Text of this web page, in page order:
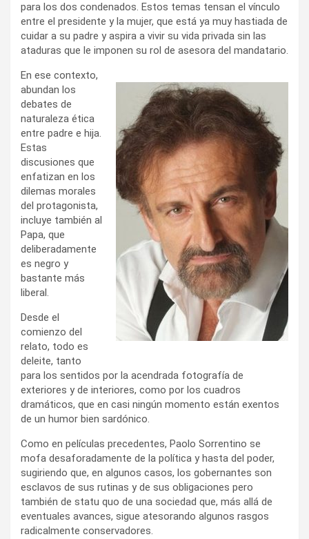
para los dos condenados. Estos temas tensan el vínculo
entre el presidente y la mujer, que está ya muy hastiada de
cuidar a su padre y aspira a vivir su vida privada sin las
ataduras que le imponen su rol de asesora del mandatario.
En ese contexto,
abundan los
debates de
naturaleza ética
entre padre e hija.
Estas
discusiones que
enfatizan en los
dilemas morales
del protagonista,
incluye también al
Papa, que
deliberadamente
es negro y
bastante más
liberal.
Desde el
comienzo del
relato, todo es
deleite, tanto
para los sentidos por la acendrada fotografía de
exteriores y de interiores, como por los cuadros
dramáticos, que en casi ningún momento están exentos
de un humor bien sardónico.
Como en películas precedentes, Paolo Sorrentino se
mofa desaforadamente de la política y hasta del poder,
sugiriendo que, en algunos casos, los gobernantes son
esclavos de sus rutinas y de sus obligaciones pero
también de statu quo de una sociedad que, más allá de
eventuales avances, sigue atesorando algunos rasgos
radicalmente conservadores.